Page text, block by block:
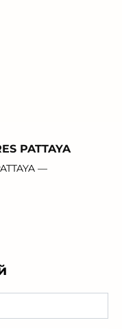
PATTAYA
—